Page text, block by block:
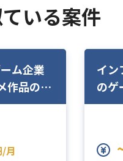
いる案件
ム企業
作品の営
/月
イン
のゲ
ラエ